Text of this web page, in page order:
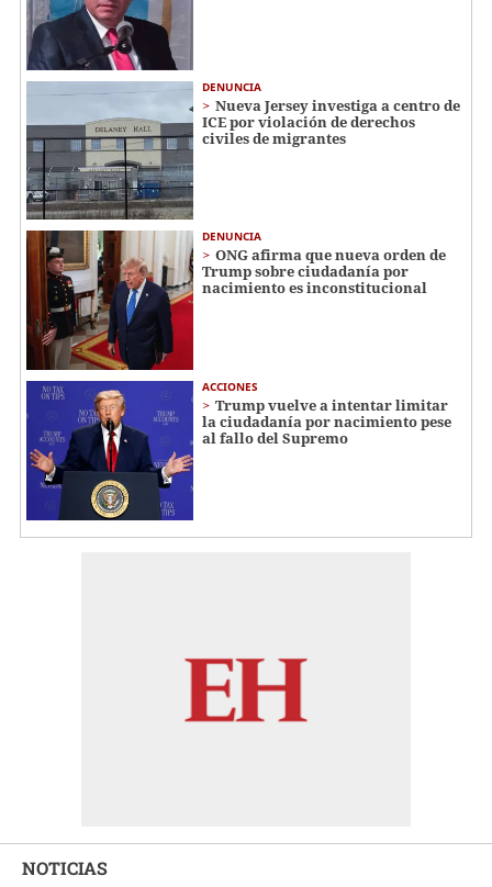
DENUNCIA
Nueva Jersey investiga a centro de
ICE por violación de derechos
civiles de migrantes
DENUNCIA
ONG afirma que nueva orden de
Trump sobre ciudadanía por
nacimiento es inconstitucional
ACCIONES
Trump vuelve a intentar limitar
la ciudadanía por nacimiento pese
al fallo del Supremo
NOTICIAS